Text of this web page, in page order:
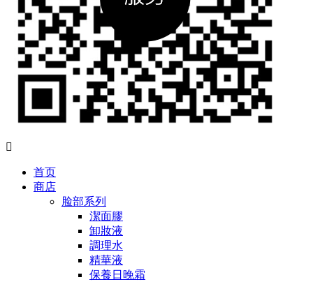

首页
商店
脸部系列
潔面膠
卸妝液
調理水
精華液
保養日晚霜